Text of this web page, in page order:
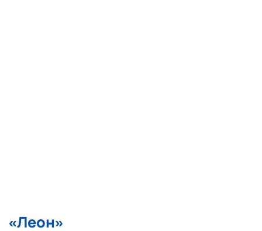
«Леон»